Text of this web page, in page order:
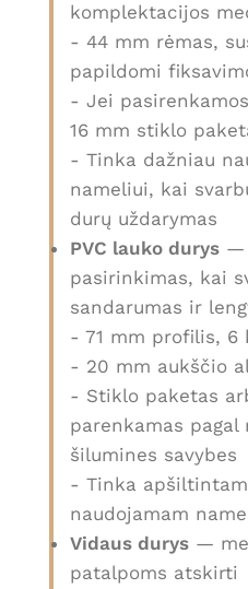
komplektacijos
- 44 mm rėmas,
papildomi
- Jei
16 mm stiklo
- Tinka dažniau
nameliui, kai
durų uždarymas
PVC lauko durys —
pasirinkimas, kai
sandarumas ir
- 71 mm profilis, 6
- 20 mm aukščio
- Stiklo paketas
parenkamas pagal
šilumines savybes
- Tinka
naudojamam
Vidaus durys —
patalpoms atskirti